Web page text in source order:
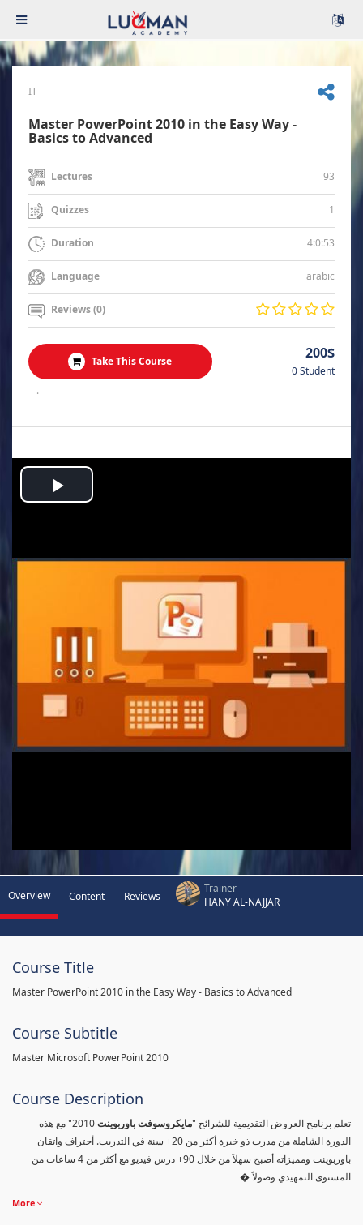
IT
Master PowerPoint 2010 in the Easy Way -
Basics to Advanced
Lectures 93
Quizzes 1
Duration 4:0:53
Language arabic
Reviews (0)
Take This Course 200$
0 Student
.
Play
Overview Content Reviews
Trainer
HANY AL-NAJJAR
Course Title
Master PowerPoint 2010 in the Easy Way - Basics to Advanced
Course Subtitle
Master Microsoft PowerPoint 2010
Course Description
تعلم برنامج العروض التقديمية للشرائح "مايكروسوفت باوربوينت
2010" مع هذه
الدورة الشاملة من مدرب ذو خبرة أكثر من 20+ سنة في التدريب. أحتراف واتقان
باوربوينت ومميزاته أصبح سهلاَ من خلال 90+ درس فيديو مع أكثر من 4 ساعات من
المستوى التمهيدي وصولاَ �
More